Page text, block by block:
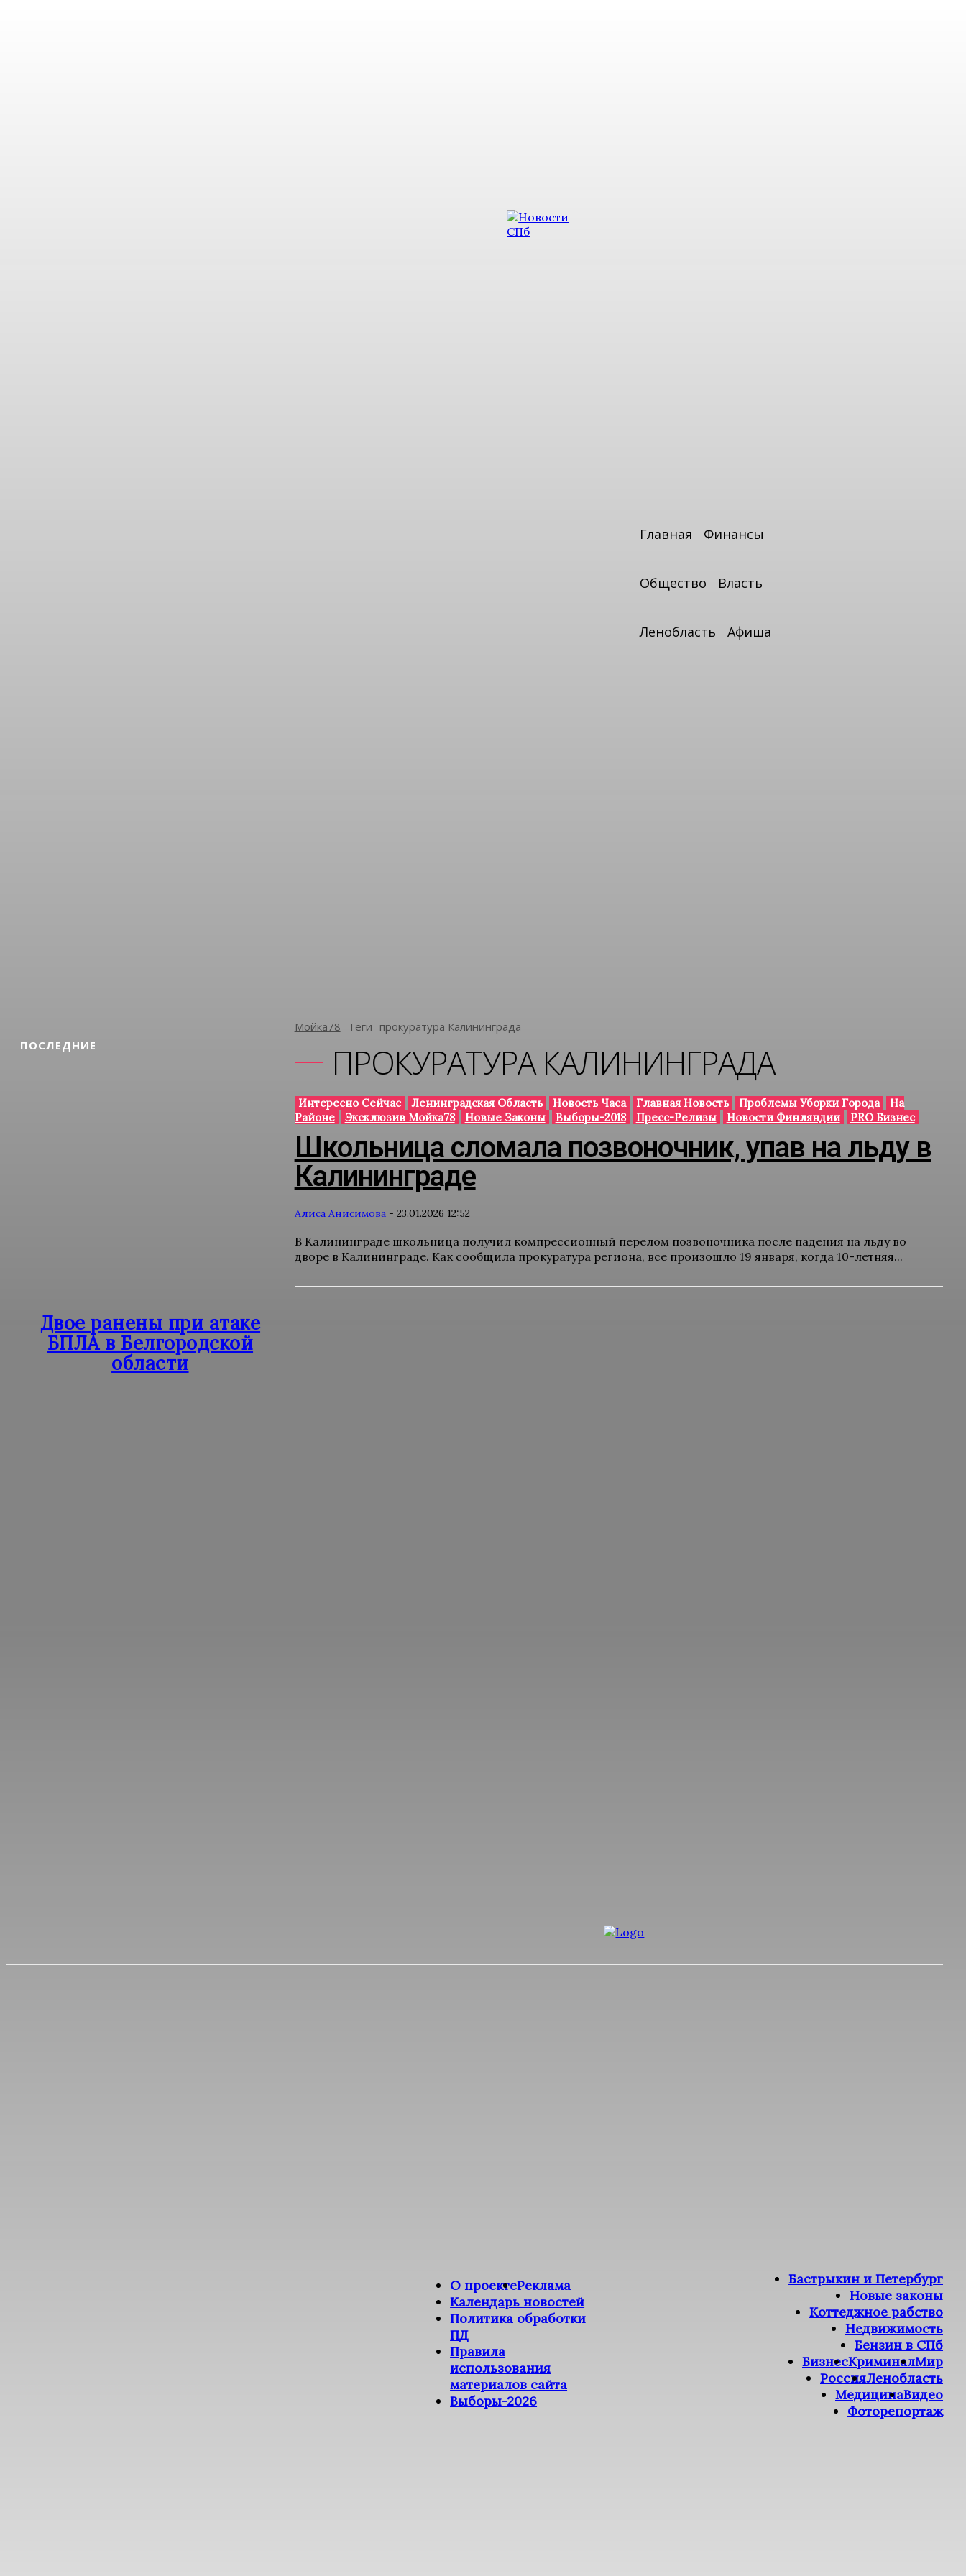
Главная Финансы
Общество Власть
Ленобласть Афиша
ПОСЛЕДНИЕ
Двое ранены при атаке
БПЛА в Белгородской
области
Мойка78 Теги Прокуратура Калининграда
ПРОКУРАТУРА КАЛИНИНГРАДА
Интересно Сейчас Ленинградская Область Новость Часа Главная Новость Проблемы Уборки Города
На
Районе
Эксклюзив Мойка78 Новые Законы Выборы-2018 Пресс-Релизы Новости Финляндии PRO Бизнес
Школьница сломала позвоночник, упав на льду в
Калининграде
Алиса Анисимова - 23.01.2026 12:52
В Калининграде школьница получил компрессионный перелом позвоночника после падения на льду во
дворе в Калининграде. Как сообщила прокуратура региона, все произошло 19 января, когда 10-летняя...
О проектеРеклама
Календарь новостей
Политика обработки
ПД
Правила
использования
материалов сайта
Выборы-2026
Бастрыкин и Петербург
Новые законы
Коттеджное рабство
Недвижимость
Бензин в СПб
БизнесКриминалМир
РоссияЛенобласть
МедицинаВидео
Фоторепортаж